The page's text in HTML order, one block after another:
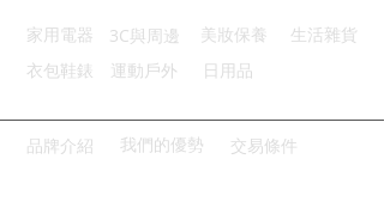
主要材質：玻璃
商品尺寸：19*18*14cm
產地名稱：中國大陸
代理商：亞桓有限公司
家用電器 3C與周邊 美妝保養
生活雜貨
衣包鞋錶
運動戶外 日用品
品牌介紹 我們的優勢 交易條件